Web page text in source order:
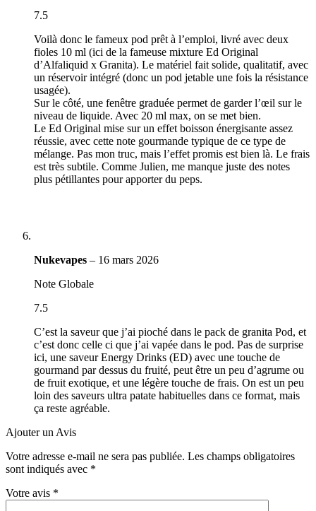
7.5
Voilà donc le fameux pod prêt à l’emploi, livré avec deux
fioles 10 ml (ici de la fameuse mixture Ed Original
d’Alfaliquid x Granita). Le matériel fait solide, qualitatif, avec
un réservoir intégré (donc un pod jetable une fois la résistance
usagée).
Sur le côté, une fenêtre graduée permet de garder l’œil sur le
niveau de liquide. Avec 20 ml max, on se met bien.
Le Ed Original mise sur un effet boisson énergisante assez
réussie, avec cette note gourmande typique de ce type de
mélange. Pas mon truc, mais l’effet promis est bien là. Le frais
est très subtile. Comme Julien, me manque juste des notes
plus pétillantes pour apporter du peps.
Nukevapes – 16 mars 2026
Note Globale
7.5
C’est la saveur que j’ai pioché dans le pack de granita Pod, et
c’est donc celle ci que j’ai vapée dans le pod. Pas de surprise
ici, une saveur Energy Drinks (ED) avec une touche de
gourmand par dessus du fruité, peut être un peu d’agrume ou
de fruit exotique, et une légère touche de frais. On est un peu
loin des saveurs ultra patate habituelles dans ce format, mais
ça reste agréable.
Ajouter un Avis
Votre adresse e-mail ne sera pas publiée. Les champs obligatoires
sont indiqués avec *
Votre avis *